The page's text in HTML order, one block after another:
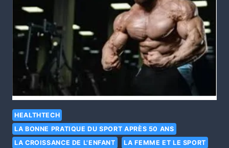
HEALTHTECH
LA BONNE PRATIQUE DU SPORT APRÈS 50 ANS
LA CROISSANCE DE L'ENFANT
LA FEMME ET LE SPORT